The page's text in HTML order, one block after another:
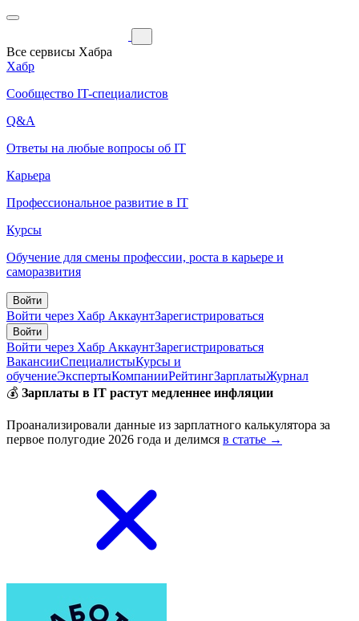
Все сервисы Хабра
Хабр
Сообщество IT-специалистов
Q&A
Ответы на любые вопросы об IT
Карьера
Профессиональное развитие в IT
Курсы
Обучение для смены профессии, роста в карьере и
саморазвития
Войти
Войти через Хабр АккаунтЗарегистрироваться
Войти
Войти через Хабр АккаунтЗарегистрироваться
ВакансииСпециалистыКурсы и
обучениеЭкспертыКомпанииРейтингЗарплатыЖурнал
💰 Зарплаты в IT растут медленнее инфляции
Проанализировали данные из зарплатного калькулятора за
первое полугодие 2026 года и делимся в статье →